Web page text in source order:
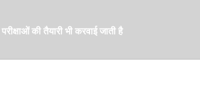
की तैयारी भी करवाई जाती है